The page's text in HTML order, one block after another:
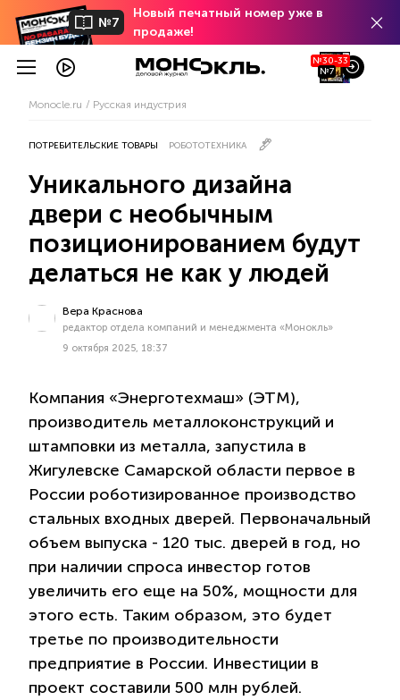
№7
Новый печатный номер уже в
продаже!
№30-33
№7
Monocle.ru Русская индустрия
ПОТРЕБИТЕЛЬСКИЕ ТОВАРЫ РОБОТОТЕХНИКА
Уникального дизайна
двери с необычным
позиционированием будут
делаться не как у людей
Вера Краснова
редактор отдела компаний и менеджмента «Монокль»
9 октября 2025, 18:37
Компания «Энерготехмаш» (ЭТМ),
производитель металлоконструкций и
штамповки из металла, запустила в
Жигулевске Самарской области первое в
России роботизированное производство
стальных входных дверей. Первоначальный
объем выпуска - 120 тыс. дверей в год, но
при наличии спроса инвестор готов
увеличить его еще на 50%, мощности для
этого есть. Таким образом, это будет
третье по производительности
предприятие в России. Инвестиции в
проект составили 500 млн рублей.